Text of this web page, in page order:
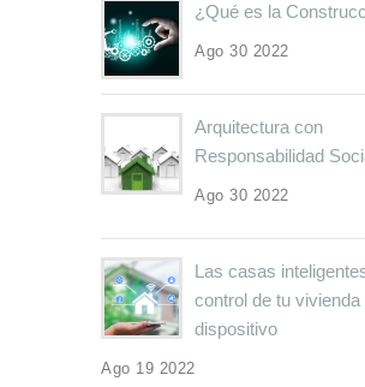
¿Qué es la
Ago 30 2022
Arquitectura con
Responsabilidad
Ago 30 2022
Las casas
control de tu vivienda
dispositivo
Ago 19 2022